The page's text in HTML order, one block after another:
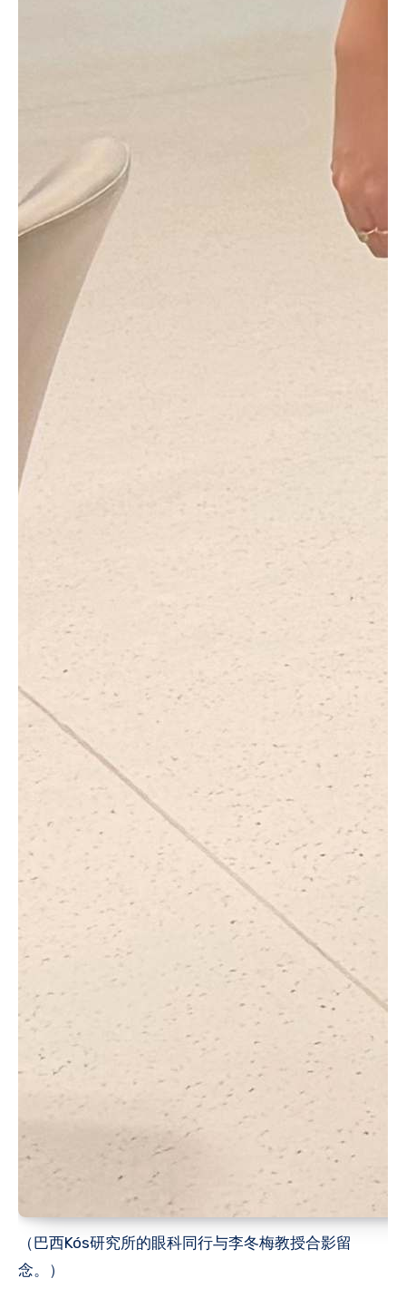
（巴西Kós研究所的眼科同行与李冬梅教授合影留
念。）